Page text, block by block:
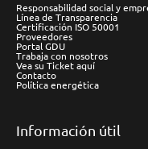
Responsabilidad social y
Línea de Transparencia
Certificación ISO 50001
Proveedores
Portal GDU
Trabaja con nosotros
Vea su Ticket aquí
Contacto
Política energética
Información útil